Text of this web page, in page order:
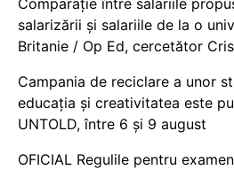
salarizării și salariile de la o
Britanie / Op Ed, cercetător
Campania de reciclare a unor
educația și creativitatea este
UNTOLD, între 6 și 9 august
OFICIAL Regulile pentru